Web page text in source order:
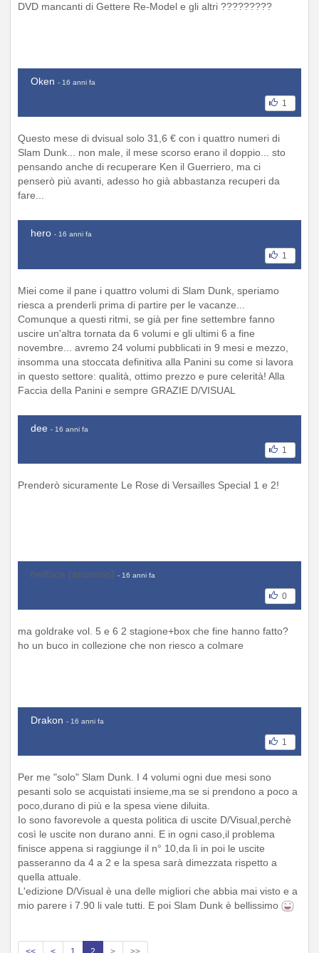
DVD mancanti di Gettere Re-Model e gli altri ?????????
Oken - 16 anni fa
1
Questo mese di dvisual solo 31,6 € con i quattro numeri di
Slam Dunk... non male, il mese scorso erano il doppio... sto
pensando anche di recuperare Ken il Guerriero, ma ci
penserò più avanti, adesso ho già abbastanza recuperi da
fare...
hero - 16 anni fa
1
Miei come il pane i quattro volumi di Slam Dunk, speriamo
riesca a prenderli prima di partire per le vacanze...
Comunque a questi ritmi, se già per fine settembre fanno
uscire un'altra tornata da 6 volumi e gli ultimi 6 a fine
novembre... avremo 24 volumi pubblicati in 9 mesi e mezzo,
insomma una stoccata definitiva alla Panini su come si lavora
in questo settore: qualità, ottimo prezzo e pure celerità! Alla
Faccia della Panini e sempre GRAZIE D/VISUAL
dee - 16 anni fa
1
Prenderò sicuramente Le Rose di Versailles Special 1 e 2!
hellface (anonimo) - 16 anni fa
0
ma goldrake vol. 5 e 6 2 stagione+box che fine hanno fatto?
ho un buco in collezione che non riesco a colmare
Drakon - 16 anni fa
1
Per me "solo" Slam Dunk. I 4 volumi ogni due mesi sono
pesanti solo se acquistati insieme,ma se si prendono a poco a
poco,durano di più e la spesa viene diluita.
Io sono favorevole a questa politica di uscite D/Visual,perchè
così le uscite non durano anni. E in ogni caso,il problema
finisce appena si raggiunge il n° 10,da lì in poi le uscite
passeranno da 4 a 2 e la spesa sarà dimezzata rispetto a
quella attuale.
L'edizione D/Visual è una delle migliori che abbia mai visto e a
mio parere i 7.90 li vale tutti. E poi Slam Dunk è bellissimo